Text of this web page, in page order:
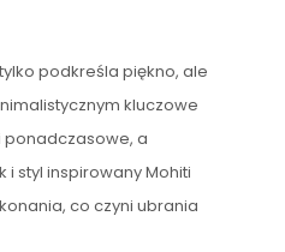
podkreśla piękno, ale
kluczowe
ponadczasowe, a
styl inspirowany Mohiti
co czyni ubrania